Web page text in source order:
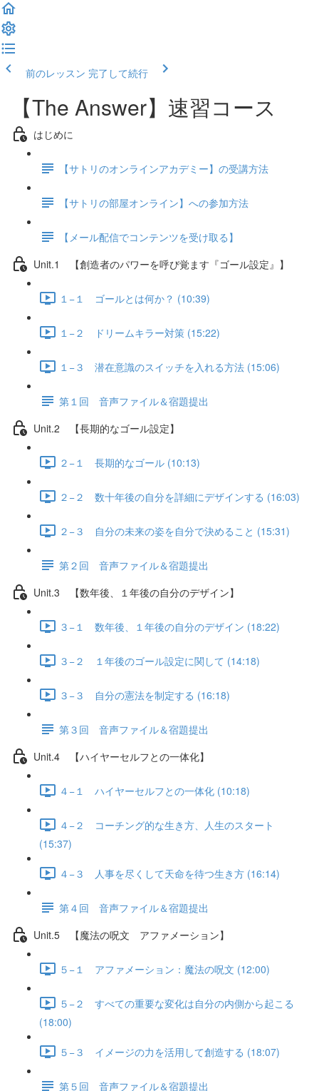
前のレッスン 完了して続行
【The Answer】速習コース
はじめに
【サトリのオンラインアカデミー】の受講方法
【サトリの部屋オンライン】への参加方法
【メール配信でコンテンツを受け取る】
Unit.1 【創造者のパワーを呼び覚ます『ゴール設定』】
１−１ ゴールとは何か？ (10:39)
１−２ ドリームキラー対策 (15:22)
１−３ 潜在意識のスイッチを入れる方法 (15:06)
第１回 音声ファイル＆宿題提出
Unit.2 【長期的なゴール設定】
２−１ 長期的なゴール (10:13)
２−２ 数十年後の自分を詳細にデザインする (16:03)
２−３ 自分の未来の姿を自分で決めること (15:31)
第２回 音声ファイル＆宿題提出
Unit.3 【数年後、１年後の自分のデザイン】
３−１ 数年後、１年後の自分のデザイン (18:22)
３−２ １年後のゴール設定に関して (14:18)
３−３ 自分の憲法を制定する (16:18)
第３回 音声ファイル＆宿題提出
Unit.4 【ハイヤーセルフとの一体化】
４−１ ハイヤーセルフとの一体化 (10:18)
４−２ コーチング的な生き方、人生のスタート
(15:37)
４−３ 人事を尽くして天命を待つ生き方 (16:14)
第４回 音声ファイル＆宿題提出
Unit.5 【魔法の呪文 アファメーション】
５−１ アファメーション：魔法の呪文 (12:00)
５−２ すべての重要な変化は自分の内側から起こる
(18:00)
５−３ イメージの力を活用して創造する (18:07)
第５回 音声ファイル＆宿題提出